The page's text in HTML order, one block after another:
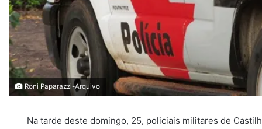
Roni Paparazzi-Arquivo
Na tarde deste domingo, 25, policiais militares de